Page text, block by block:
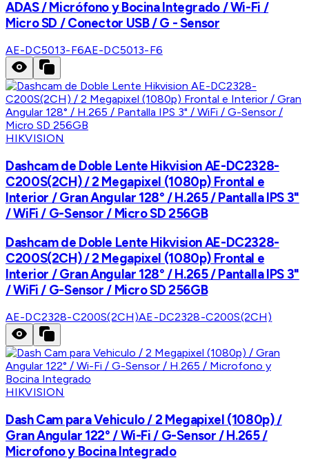
ADAS / Micrófono y Bocina Integrado / Wi-Fi /
Micro SD / Conector USB / G - Sensor
AE-DC5013-F6AE-DC5013-F6
HIKVISION
Dashcam de Doble Lente Hikvision AE-DC2328-
C200S(2CH) / 2 Megapixel (1080p) Frontal e
Interior / Gran Angular 128° / H.265 / Pantalla IPS 3"
/ WiFi / G-Sensor / Micro SD 256GB
Dashcam de Doble Lente Hikvision AE-DC2328-
C200S(2CH) / 2 Megapixel (1080p) Frontal e
Interior / Gran Angular 128° / H.265 / Pantalla IPS 3"
/ WiFi / G-Sensor / Micro SD 256GB
AE-DC2328-C200S(2CH)AE-DC2328-C200S(2CH)
HIKVISION
Dash Cam para Vehiculo / 2 Megapixel (1080p) /
Gran Angular 122° / Wi-Fi / G-Sensor / H.265 /
Microfono y Bocina Integrado